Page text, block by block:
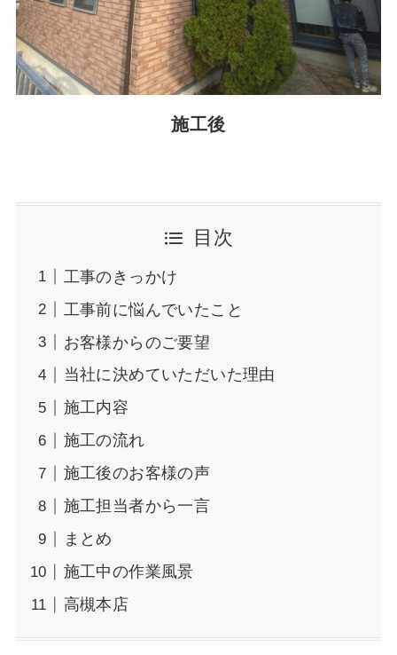
施工後
目次
工事のきっかけ
工事前に悩んでいたこと
お客様からのご要望
当社に決めていただいた理由
施工内容
施工の流れ
施工後のお客様の声
施工担当者から一言
まとめ
施工中の作業風景
高槻本店